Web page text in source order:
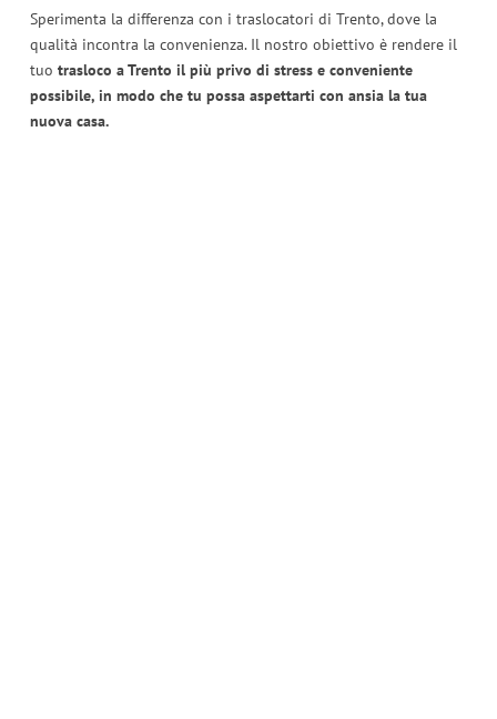
Sperimenta la differenza con i traslocatori di Trento, dove la
qualità incontra la convenienza. Il nostro obiettivo è rendere il
tuo trasloco a Trento il più privo di stress e conveniente
possibile, in modo che tu possa aspettarti con ansia la tua
nuova casa.